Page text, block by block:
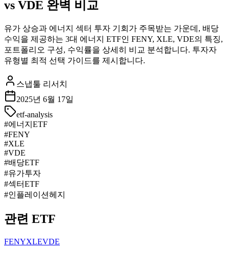
vs VDE 완벽 비교
유가 상승과 에너지 섹터 투자 기회가 주목받는 가운데, 배당
수익을 제공하는 3대 에너지 ETF인 FENY, XLE, VDE의 특징,
포트폴리오 구성, 수익률을 상세히 비교 분석합니다. 투자자
유형별 최적 선택 가이드를 제시합니다.
스냅툴 리서치
2025년 6월 17일
etf-analysis
#에너지ETF
#FENY
#XLE
#VDE
#배당ETF
#유가투자
#섹터ETF
#인플레이션헤지
관련 ETF
FENYXLEVDE